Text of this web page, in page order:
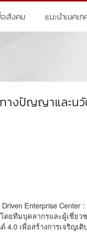
อสังคม แนะนำเนคเท
งปัญญาและนวั
Enterprise Center :
ยทีมบุคลากรและผู้เชี่ยว
เพื่อสร้างการเจริญเติ